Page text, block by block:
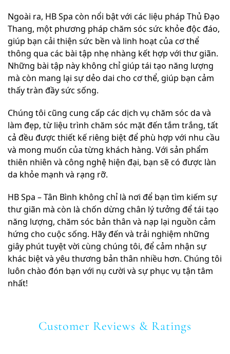
Ngoài ra, HB Spa còn nổi bật với các liệu pháp Thủ Đạo
Thang, một phương pháp chăm sóc sức khỏe độc đáo,
giúp bạn cải thiện sức bền và linh hoạt của cơ thể
thông qua các bài tập nhẹ nhàng kết hợp với thư giãn.
Những bài tập này không chỉ giúp tái tạo năng lượng
mà còn mang lại sự dẻo dai cho cơ thể, giúp bạn cảm
thấy tràn đầy sức sống.
Chúng tôi cũng cung cấp các dịch vụ chăm sóc da và
làm đẹp, từ liệu trình chăm sóc mặt đến tắm trắng, tất
cả đều được thiết kế riêng biệt để phù hợp với nhu cầu
và mong muốn của từng khách hàng. Với sản phẩm
thiên nhiên và công nghệ hiện đại, bạn sẽ có được làn
da khỏe mạnh và rạng rỡ.
HB Spa – Tân Bình không chỉ là nơi để bạn tìm kiếm sự
thư giãn mà còn là chốn dừng chân lý tưởng để tái tạo
năng lượng, chăm sóc bản thân và nạp lại nguồn cảm
hứng cho cuộc sống. Hãy đến và trải nghiệm những
giây phút tuyệt vời cùng chúng tôi, để cảm nhận sự
khác biệt và yêu thương bản thân nhiều hơn. Chúng tôi
luôn chào đón bạn với nụ cười và sự phục vụ tận tâm
nhất!
Customer Reviews & Ratings